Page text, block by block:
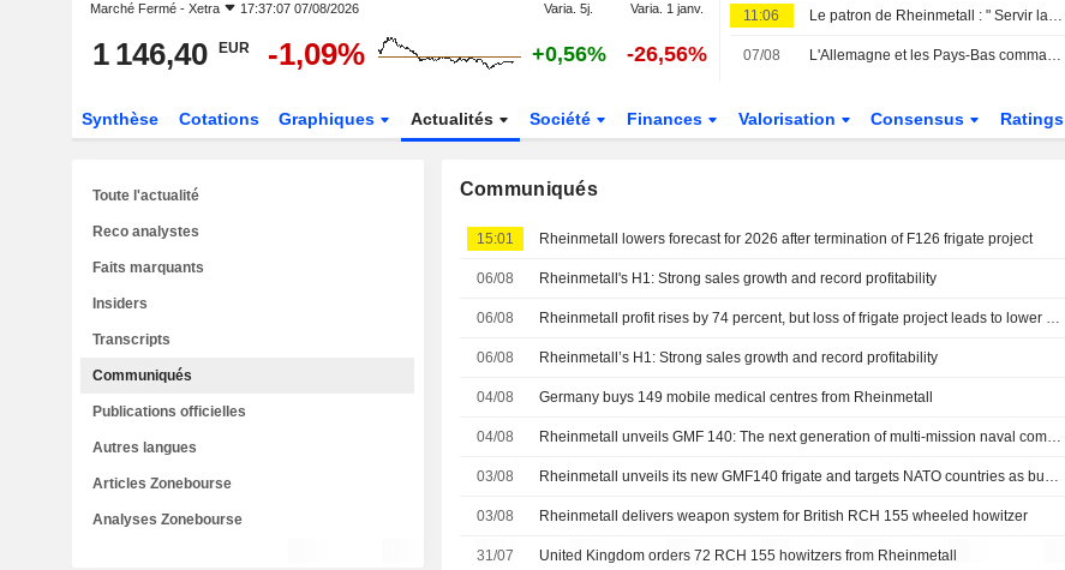
Marché Fermé - Xetra 17:37:07 07/08/2026 Varia. 5j. Varia. 1 janv.
1 146,40 EUR -1,09% +0,56% -26,56%
11:06 Le patron de Rheinmetall : " Servir la société ne fait pas de mal »
07/08 L'Allemagne et les Pays-Bas commandent des blindés " Boxer » auprès de KNDS et Rheinmetall
Synthèse Cotations Graphiques Actualités Société Finances Valorisation Consensus Ratings
Communiqués
15:01 Rheinmetall lowers forecast for 2026 after termination of F126 frigate project
06/08 Rheinmetall's H1: Strong sales growth and record profitability
06/08 Rheinmetall profit rises by 74 percent, but loss of frigate project leads to lower revenue forecast
06/08 Rheinmetall’s H1: Strong sales growth and record profitability
04/08 Germany buys 149 mobile medical centres from Rheinmetall
04/08 Rheinmetall unveils GMF 140: The next generation of multi-mission naval combat power
03/08 Rheinmetall unveils its new GMF140 frigate and targets NATO countries as buyers
03/08 Rheinmetall delivers weapon system for British RCH 155 wheeled howitzer
31/07 United Kingdom orders 72 RCH 155 howitzers from Rheinmetall
Toute l'actualité
Reco analystes
Faits marquants
Insiders
Transcripts
Communiqués
Publications officielles
Autres langues
Articles Zonebourse
Analyses Zonebourse